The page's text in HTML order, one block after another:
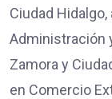
Ciudad
Administración
Zamora y
en Comercio